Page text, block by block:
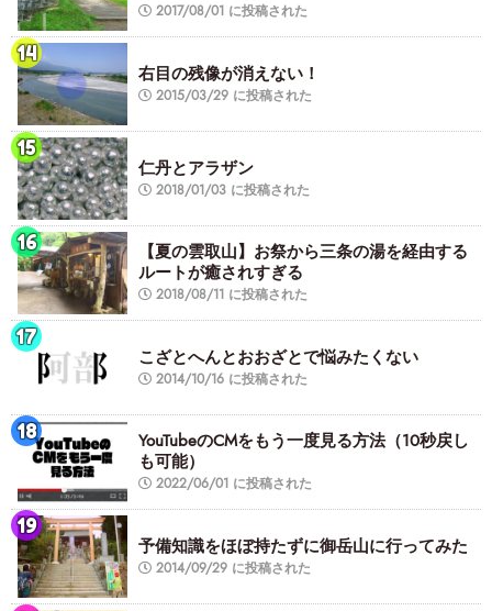
2017/08/01 に投稿された
右目の残像が消えない！
2015/03/29 に投稿された
仁丹とアラザン
2018/01/03 に投稿された
【夏の雲取山】お祭から三条の湯を経由する
ルートが癒されすぎる
2018/08/11 に投稿された
こざとへんとおおざとで悩みたくない
2014/10/16 に投稿された
YouTubeのCMをもう一度見る方法（10秒戻し
も可能）
2022/06/01 に投稿された
予備知識をほぼ持たずに御岳山に行ってみた
2014/09/29 に投稿された